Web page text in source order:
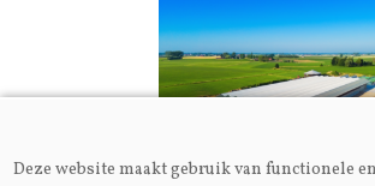
Deze website maakt gebruik van functionele